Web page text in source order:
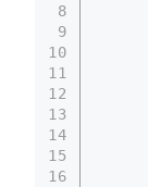
8
9
10
11
12
13
14
15
16